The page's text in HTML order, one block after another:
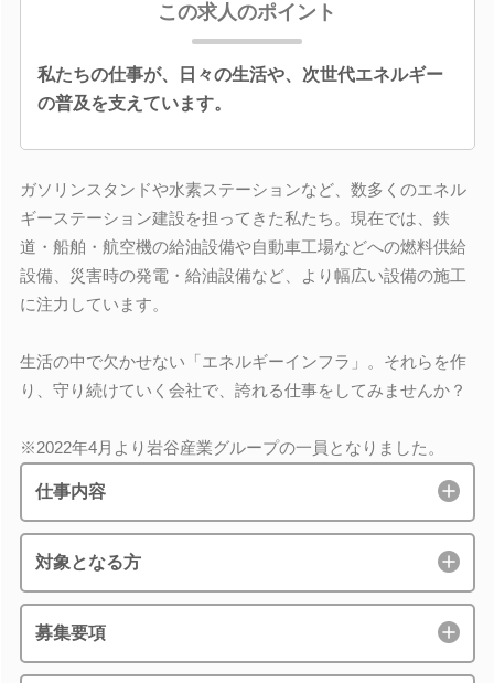
この求人のポイント
私たちの仕事が、日々の生活や、次世代エネルギー
の普及を支えています。
ガソリンスタンドや水素ステーションなど、数多くのエネル
ギーステーション建設を担ってきた私たち。現在では、鉄
道・船舶・航空機の給油設備や自動車工場などへの燃料供給
設備、災害時の発電・給油設備など、より幅広い設備の施工
に注力しています。
生活の中で欠かせない「エネルギーインフラ」。それらを作
り、守り続けていく会社で、誇れる仕事をしてみませんか？
※2022年4月より岩谷産業グループの一員となりました。
仕事内容
対象となる方
募集要項